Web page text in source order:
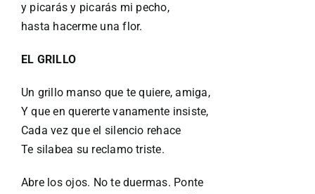
y picarás y picarás mi pecho,
hasta hacerme una flor.
EL GRILLO
Un grillo manso que te quiere, amiga,
Y que en quererte vanamente insiste,
Cada vez que el silencio rehace
Te silabea su reclamo triste.
Abre los ojos. No te duermas. Ponte